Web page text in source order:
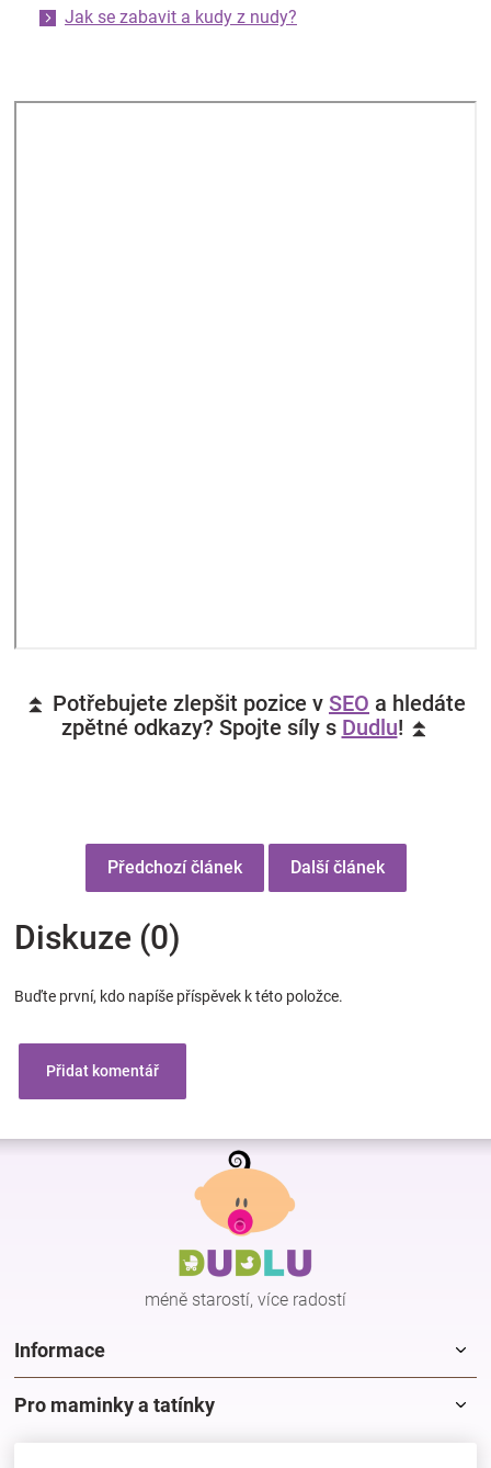
Jak se zabavit a kudy z nudy?
⏫ Potřebujete zlepšit pozice v SEO a hledáte
zpětné odkazy? Spojte síly s Dudlu! ⏫
Předchozí článek Další článek
Diskuze (0)
Buďte první, kdo napíše příspěvek k této položce.
Přidat komentář
Z
méně starostí, více radostí
Informace
Pro maminky a tatínky